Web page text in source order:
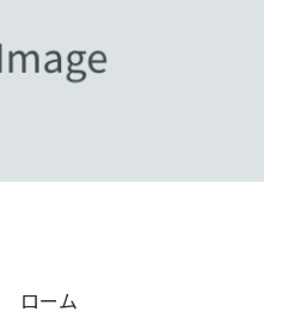
ローム